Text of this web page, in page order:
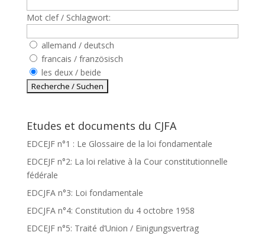
Mot clef / Schlagwort:
allemand / deutsch
francais / französisch
les deux / beide
Etudes et documents du CJFA
EDCEJF n°1 : Le Glossaire de la loi fondamentale
EDCEJF n°2: La loi relative à la Cour constitutionnelle
fédérale
EDCJFA n°3: Loi fondamentale
EDCJFA n°4: Constitution du 4 octobre 1958
EDCEJF n°5: Traité d’Union / Einigungsvertrag